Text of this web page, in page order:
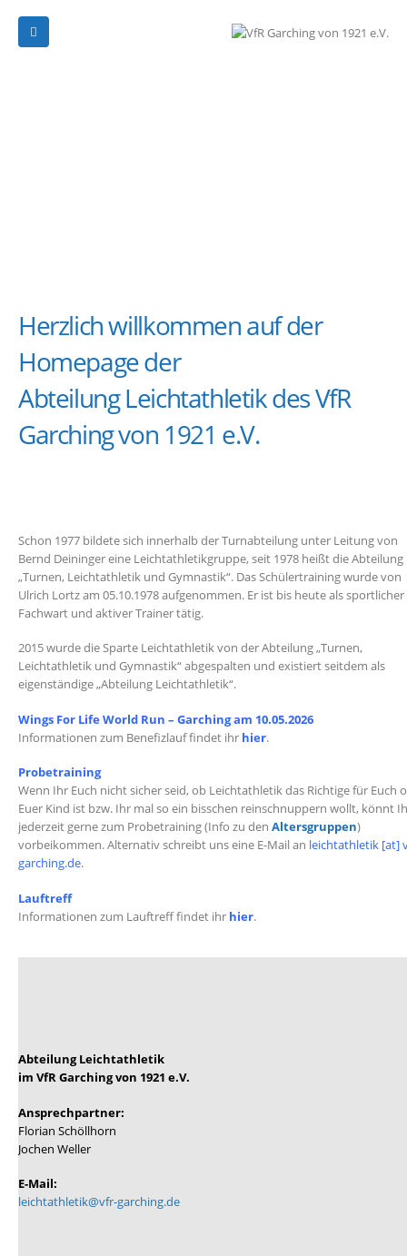
Herzlich willkommen auf der
Homepage der
Abteilung Leichtathletik des VfR
Garching von 1921 e.V.
Schon 1977 bildete sich innerhalb der Turnabteilung unter Leitung von
Bernd Deininger eine Leichtathletikgruppe, seit 1978 heißt die Abteilung
„Turnen, Leichtathletik und Gymnastik“. Das Schülertraining wurde von
Ulrich Lortz am 05.10.1978 aufgenommen. Er ist bis heute als sportlicher
Fachwart und aktiver Trainer tätig.
2015 wurde die Sparte Leichtathletik von der Abteilung „Turnen,
Leichtathletik und Gymnastik“ abgespalten und existiert seitdem als
eigenständige „Abteilung Leichtathletik“.
Wings For Life World Run – Garching am 10.05.2026
Informationen zum Benefizlauf findet ihr hier.
Probetraining
Wenn Ihr Euch nicht sicher seid, ob Leichtathletik das Richtige für Euch
Euer Kind ist bzw. Ihr mal so ein bisschen reinschnuppern wollt, könnt
jederzeit gerne zum Probetraining (Info zu den Altersgruppen)
vorbeikommen. Alternativ schreibt uns eine E-Mail an leichtathletik [at]
garching.de.
Lauftreff
Informationen zum Lauftreff findet ihr hier.
Abteilung Leichtathletik
im VfR Garching von 1921 e.V.
Ansprechpartner:
Florian Schöllhorn
Jochen Weller
E-Mail:
leichtathletik@vfr-garching.de